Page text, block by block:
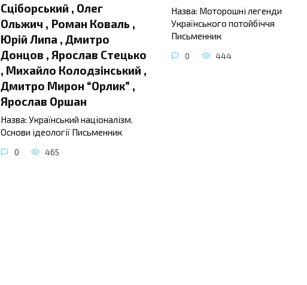
Сціборський , Олег
Ольжич , Роман Коваль ,
Юрій Липа , Дмитро
Донцов , Ярослав Стецько
, Михайло Колодзінський ,
Дмитро Мирон “Орлик” ,
Ярослав Оршан
Назва: Український націоналізм.
Основи ідеології Письменник
0 465
Назва: Моторошні легенди
Українського потойбіччя
Письменник
0 444